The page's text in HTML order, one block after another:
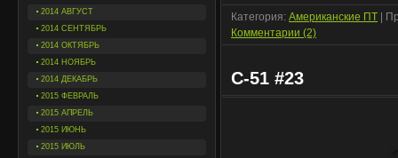
2014 АВГУСТ
2014 СЕНТЯБРЬ
2014 ОКТЯБРЬ
2014 НОЯБРЬ
2014 ДЕКАБРЬ
2015 ФЕВРАЛЬ
2015 АПРЕЛЬ
2015 ИЮНЬ
2015 ИЮЛЬ
Категория: Американские ПТ |
Комментарии (2)
С-51 #23